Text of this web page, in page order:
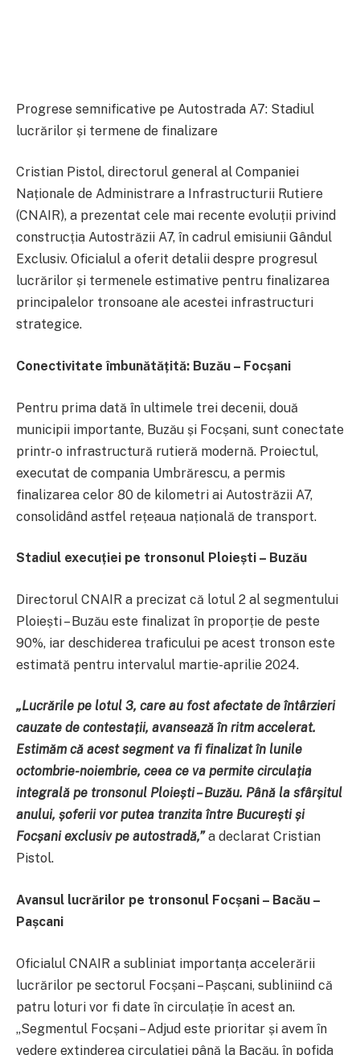
Progrese semnificative pe Autostrada A7: Stadiul
lucrărilor și termene de finalizare
Cristian Pistol, directorul general al Companiei
Naționale de Administrare a Infrastructurii Rutiere
(CNAIR), a prezentat cele mai recente evoluții privind
construcția Autostrăzii A7, în cadrul emisiunii Gândul
Exclusiv. Oficialul a oferit detalii despre progresul
lucrărilor și termenele estimative pentru finalizarea
principalelor tronsoane ale acestei infrastructuri
strategice.
Conectivitate îmbunătățită: Buzău – Focșani
Pentru prima dată în ultimele trei decenii, două
municipii importante, Buzău și Focșani, sunt conectate
printr-o infrastructură rutieră modernă. Proiectul,
executat de compania Umbrărescu, a permis
finalizarea celor 80 de kilometri ai Autostrăzii A7,
consolidând astfel rețeaua națională de transport.
Stadiul execuției pe tronsonul Ploiești – Buzău
Directorul CNAIR a precizat că lotul 2 al segmentului
Ploiești – Buzău este finalizat în proporție de peste
90%, iar deschiderea traficului pe acest tronson este
estimată pentru intervalul martie-aprilie 2024.
„Lucrările pe lotul 3, care au fost afectate de întârzieri
cauzate de contestații, avansează în ritm accelerat.
Estimăm că acest segment va fi finalizat în lunile
octombrie-noiembrie, ceea ce va permite circulația
integrală pe tronsonul Ploiești – Buzău. Până la sfârșitul
anului, șoferii vor putea tranzita între București și
Focșani exclusiv pe autostradă,”a declarat Cristian
Pistol.
Avansul lucrărilor pe tronsonul Focșani – Bacău –
Pașcani
Oficialul CNAIR a subliniat importanța accelerării
lucrărilor pe sectorul Focșani – Pașcani, subliniind că
patru loturi vor fi date în circulație în acest an.
„Segmentul Focșani – Adjud este prioritar și avem în
vedere extinderea circulației până la Bacău, în pofida